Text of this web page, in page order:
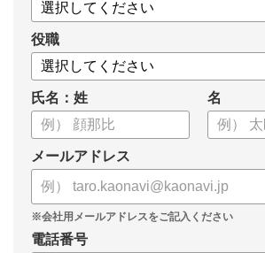
・タレントマネジメントシステム導入の手
・人事担当者以外でのカオナビ利用比率
これからのタレントマネジメントが目指
して、ぜひお役立てください。
役職
氏名：姓 名
メールアドレス
電話番号